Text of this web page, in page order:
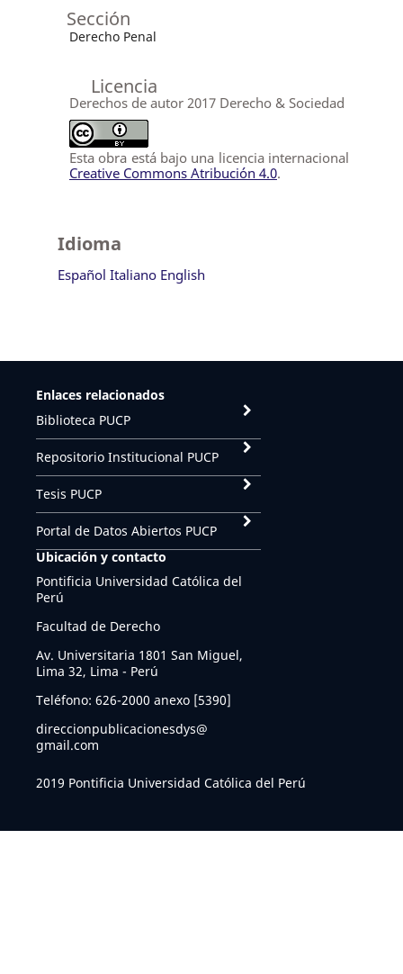
Sección
Derecho Penal
Licencia
Derechos de autor 2017 Derecho & Sociedad
Esta obra está bajo una licencia internacional
Creative Commons Atribución 4.0.
Idioma
Español Italiano English
Enlaces relacionados
Biblioteca PUCP
Repositorio Institucional PUCP
Tesis PUCP
Portal de Datos Abiertos PUCP
Ubicación y contacto
Pontificia Universidad Católica del
Perú
Facultad de Derecho
Av. Universitaria 1801 San Miguel,
Lima 32, Lima - Perú
Teléfono: 626-2000 anexo [5390]
direccionpublicacionesdys@
gmail.com
2019 Pontificia Universidad Católica del Perú